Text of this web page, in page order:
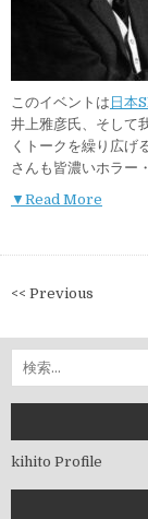
このイベントは 日本
井上雅彦氏、そして
くトークを繰り広げ
さんも皆濃いホラー
▼Read More
投
ナ
ビ
ゲ
シ
ョ
<< Previous
索:
kihito Profile